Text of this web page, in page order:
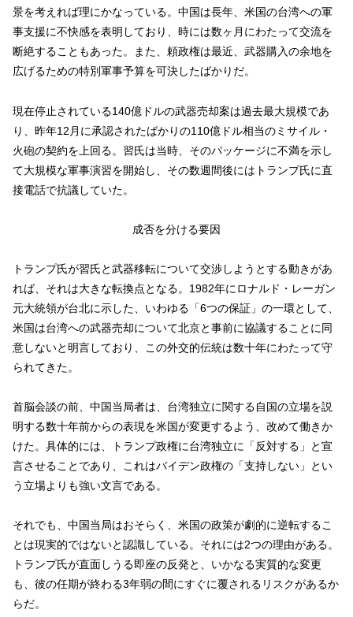
景を考えれば理にかなっている。中国は長年、米国の台湾への軍
事支援に不快感を表明しており、時には数ヶ月にわたって交流を
断絶することもあった。また、頼政権は最近、武器購入の余地を
広げるための特別軍事予算を可決したばかりだ。
現在停止されている140億ドルの武器売却案は過去最大規模であ
り、昨年12月に承認されたばかりの110億ドル相当のミサイル・
火砲の契約を上回る。習氏は当時、そのパッケージに不満を示し
て大規模な軍事演習を開始し、その数週間後にはトランプ氏に直
接電話で抗議していた。
成否を分ける要因
トランプ氏が習氏と武器移転について交渉しようとする動きがあ
れば、それは大きな転換点となる。1982年にロナルド・レーガン
元大統領が台北に示した、いわゆる「6つの保証」の一環として、
米国は台湾への武器売却について北京と事前に協議することに同
意しないと明言しており、この外交的伝統は数十年にわたって守
られてきた。
首脳会談の前、中国当局者は、台湾独立に関する自国の立場を説
明する数十年前からの表現を米国が変更するよう、改めて働きか
けた。具体的には、トランプ政権に台湾独立に「反対する」と宣
言させることであり、これはバイデン政権の「支持しない」とい
う立場よりも強い文言である。
それでも、中国当局はおそらく、米国の政策が劇的に逆転するこ
とは現実的ではないと認識している。それには2つの理由がある。
トランプ氏が直面しうる即座の反発と、いかなる実質的な変更
も、彼の任期が終わる3年弱の間にすぐに覆されるリスクがあるか
らだ。